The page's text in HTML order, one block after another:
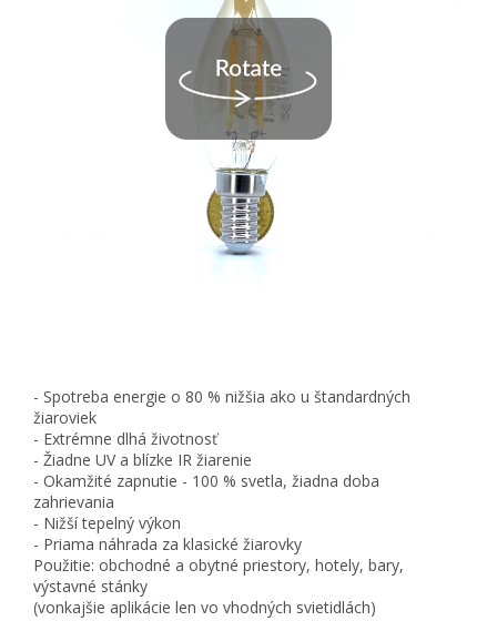
- Spotreba energie o 80 % nižšia ako u štandardných
žiaroviek
- Extrémne dlhá životnosť
- Žiadne UV a blízke IR žiarenie
- Okamžité zapnutie - 100 % svetla, žiadna doba
zahrievania
- Nižší tepelný výkon
- Priama náhrada za klasické žiarovky
Použitie: obchodné a obytné priestory, hotely, bary,
výstavné stánky
(vonkajšie aplikácie len vo vhodných svietidlách)